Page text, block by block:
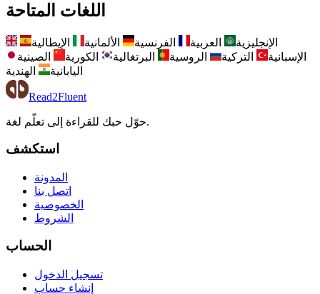
اللغات المتاحة
الإنجليزية العربية الفرنسية الألمانية
الإيطالية
الإسبانية
التركية الروسية البرتغالية الكورية
الصينية
اليابانية
الهندية
Read2Fluent
حوّل حبك للقراءة إلى تعلّم لغة.
استكشف
المدونة
اتصل بنا
الخصوصية
الشروط
الحساب
تسجيل الدخول
إنشاء حساب